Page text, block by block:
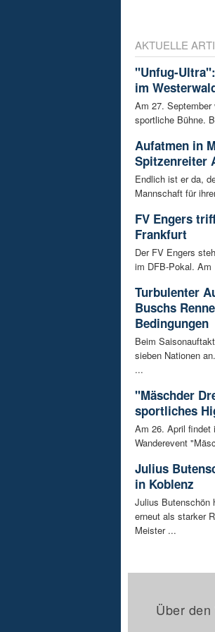
AKTUELLE
"Unfug-
im
Am 27.
sportliche Bühne.
Aufatmen in
Spitzenreiter
Endlich ist er da,
Mannschaft für
FV Engers
Frankfurt
Der FV Engers
im DFB-Pokal.
Turbulenter
Buschs
Bedingungen
Beim
sieben Nationen
...
"Mäschder
sportliches
Am 26. April findet
Wanderevent
Julius
in Koblenz
Julius Butenschön
erneut als starker
Meister ...
Über den